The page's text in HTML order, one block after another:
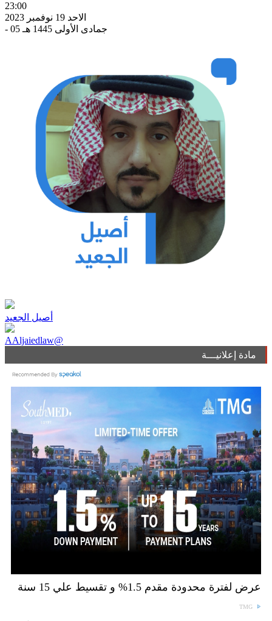
23:00
الاحد 19 نوفمبر 2023
- 05 جمادى الأولى 1445 هـ
أصيل الجعيد
AAljaiedlaw@
مادة إعلانيـــة
عرض لفترة محدودة مقدم 1.5% و تقسيط علي 15 سنة
TMG